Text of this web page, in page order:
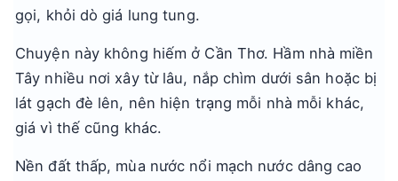
gọi, khỏi dò giá lung tung.
Chuyện này không hiếm ở Cần Thơ. Hầm nhà miền
Tây nhiều nơi xây từ lâu, nắp chìm dưới sân hoặc bị
lát gạch đè lên, nên hiện trạng mỗi nhà mỗi khác,
giá vì thế cũng khác.
Nền đất thấp, mùa nước nổi mạch nước dâng cao